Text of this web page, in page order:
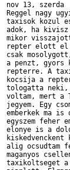
nov 13, szerda
Reggel nagy
taxisok kozul
adok, ha
mikor
repter elott el
csak
a penzt, gyors
repterre. A
kocsija a
tologatta neki,
voltam, mert a
jegyem. Egy
emberkek ma
egyszem feher
elonye is a
alig ocsudtam
maganyos
taxikoltseget a